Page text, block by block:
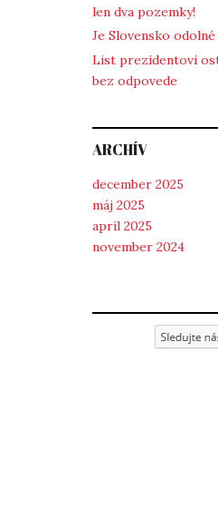
len dva pozemky!
Je Slovensko
List prezidentovi
bez odpovede
ARCHÍV
december 2025
máj 2025
apríl 2025
november 2024